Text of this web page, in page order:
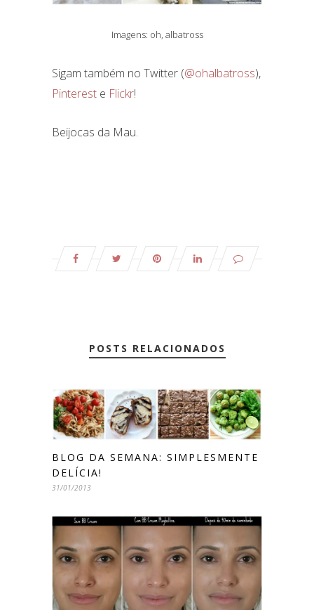
Imagens: oh, albatross
Sigam também no Twitter (@ohalbatross),
Pinterest e Flickr!
Beijocas da Mau.
POSTS RELACIONADOS
BLOG DA SEMANA: SIMPLESMENTE
DELÍCIA!
31/01/2013